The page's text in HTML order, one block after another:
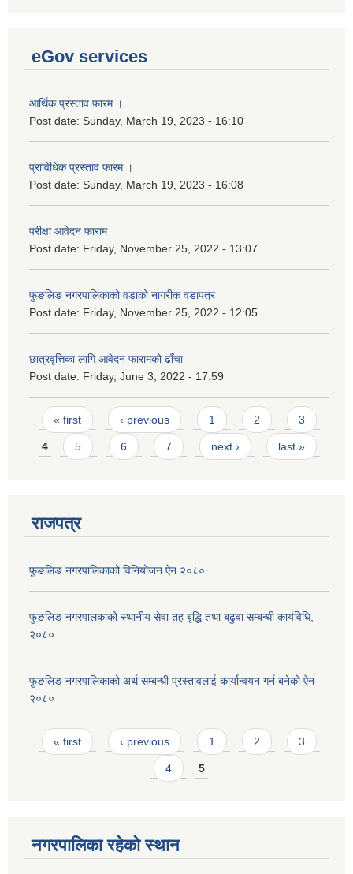
eGov services
आर्थिक प्रस्ताव फारम ।
Post date: Sunday, March 19, 2023 - 16:10
प्राविधिक प्रस्ताव फारम ।
Post date: Sunday, March 19, 2023 - 16:08
परीक्षा आवेदन फाराम
Post date: Friday, November 25, 2022 - 13:07
फुङलिङ नगरपालिकाको वडाको नागरीक वडापत्र
Post date: Friday, November 25, 2022 - 12:05
छात्रवृत्तिका लागि आवेदन फारामको ढाँचा
Post date: Friday, June 3, 2022 - 17:59
Pages
« first ‹ previous 1 2 3
4 5 6 7 next › last »
राजपत्र
फुङलिङ नगरपालिकाको विनियोजन ऐन २०८०
फुङलिङ नगरपालकाको स्थानीय सेवा तह बृद्धि तथा बढुवा सम्बन्धी कार्यविधि,
२०८०
फुङलिङ नगरपालिकाको अर्थ सम्बन्धी प्रस्तावलाई कार्यान्वयन गर्न बनेको ऐन
२०८०
Pages
« first ‹ previous 1 2 3
4 5
नगरपालिका रहेको स्थान